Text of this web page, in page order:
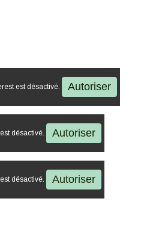
est désactivé. Autoriser
désactivé. Autoriser
désactivé. Autoriser